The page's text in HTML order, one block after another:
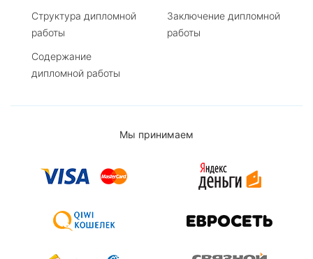
Структура дипломной
работы
Содержание
дипломной работы
Заключение дипломной
работы
Мы принимаем